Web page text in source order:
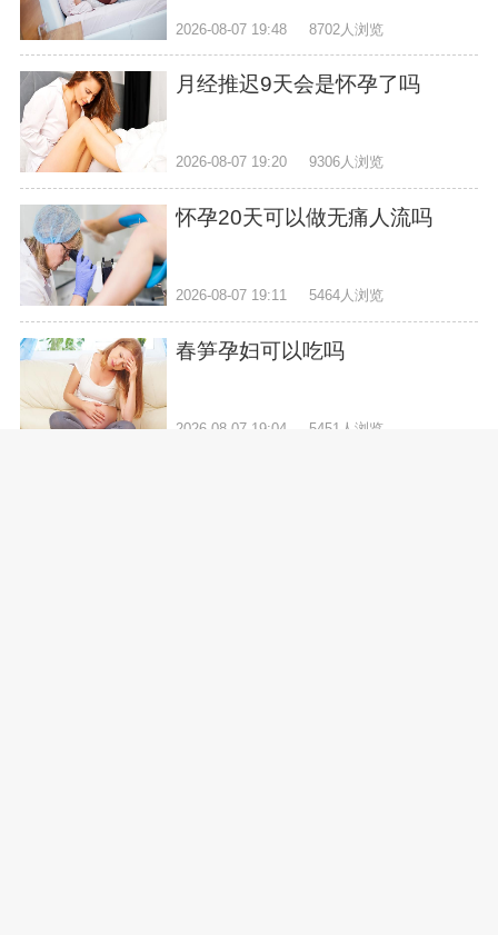
2026-08-07 19:48 8702人浏览
月经推迟9天会是怀孕了吗
2026-08-07 19:20 9306人浏览
怀孕20天可以做无痛人流吗
2026-08-07 19:11 5464人浏览
春笋孕妇可以吃吗
2026-08-07 19:04 5451人浏览